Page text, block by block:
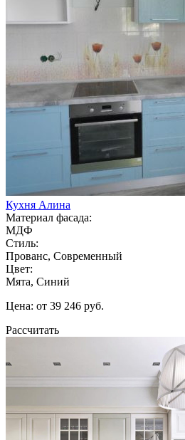
Кухня Алина
Материал фасада:
МДФ
Стиль:
Прованс, Современный
Цвет:
Мята, Синий
Цена: от 39 246 руб.
Рассчитать